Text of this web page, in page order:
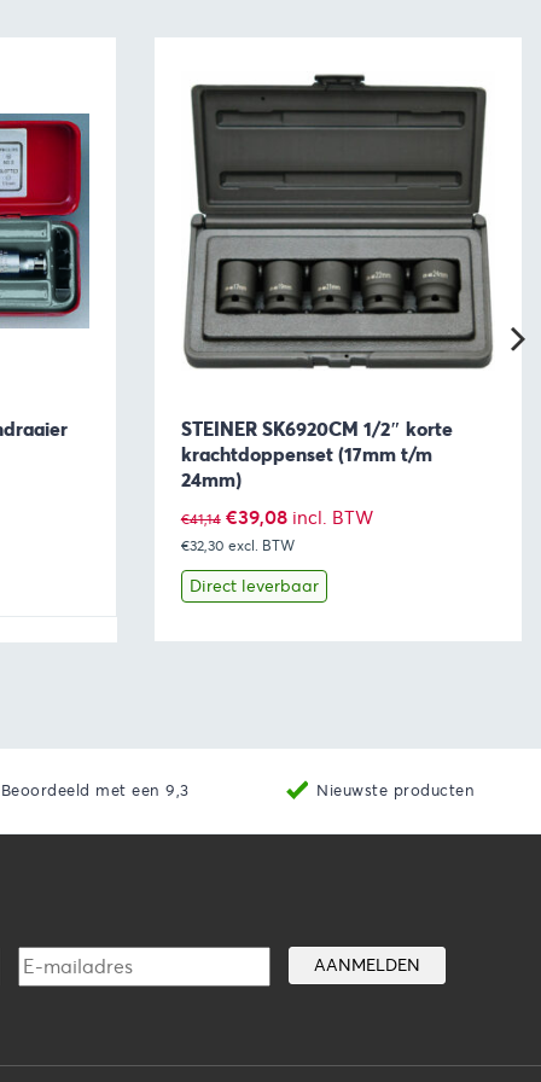
STEINER SK6920CM 1/2″ korte
krachtdoppenset (17mm t/m
24mm)
€41,14 Oorspronkelijke
prijs
was:
€39,08Huidige
prijs
is:
incl. BTW
€32,30 excl. BTW
Direct leverbaar
Beoordeeld met een 9,3 Nieuwste producten